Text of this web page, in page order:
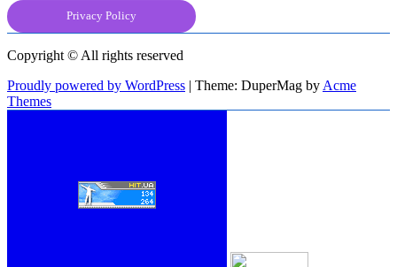
Privacy Policy
Copyright © All rights reserved
Proudly powered by WordPress | Theme: DuperMag by Acme
Themes